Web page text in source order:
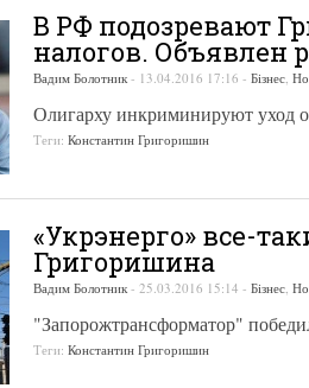
В РФ подозревают
налогов. Объявлен
Вадим Болотник - 13.04.2016 17:16 - Бізнес,
Олигарху инкриминируют уход
Теги: Константин Григоришин
«Укрэнерго» все-
Григоришина
Вадим Болотник - 25.03.2016 15:14 - Бізнес,
"Запорожтрансформатор"
Теги: Константин Григоришин